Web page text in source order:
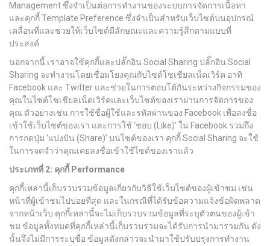
Management ซึ่งจำเป็นต่อการทำงานของระบบการจัดการเนื้อหา
และคุกกี้ Template Preference ซึ่งจำเป็นสำหรับเว็บไซต์บนอุปกรณ์
เคลื่อนที่และช่วยให้เว็บไซต์มีลักษณะและความรู้สึกตามแบบที่
ประสงค์
นอกจากนี้ เราอาจใช้คุกกี้และปลั๊กอิน Social Sharing ปลั๊กอิน Social
Sharing จะทำงานโดยเชื่อมโยงคุณกับไซต์โซเชียลเน็ตเวิร์ค อาทิ
Facebook และ Twitter และช่วยในการตอบโต้กันระหว่างกิจกรรมของ
คุณในไซต์โซเชียลเน็ตเวิร์คและเว็บไซต์ของเราผ่านการจัดการของ
คุณ ตัวอย่างเช่น การใช้ชื่อผู้ใช้และรหัสผ่านของ Facebook เพื่อลงชื่อ
เข้าใช้เว็บไซต์ของเรา และการใช้ ‘ชอบ (Like)’ ใน Facebook รวมถึง
การกดปุ่ม ‘แบ่งปัน (Share)’ บนไซต์ของเรา คุกกี้ Social Sharing จะใช้
ในการจดจำว่าคุณเคยลงชื่อเข้าใช้ไซต์ของเราแล้ว
ประเภทที่ 2: คุกกี้ Performance
คุกกี้เหล่านี้เก็บรวบรวมข้อมูลเกี่ยวกับวิธีใช้เว็บไซต์ของผู้เข้าชม เช่น
หน้าที่ผู้เข้าชมไปบ่อยที่สุด และในกรณีที่ได้รับข้อความแจ้งข้อผิดพลาด
จากหน้าเว็บ คุกกี้เหล่านี้จะไม่เก็บรวบรวมข้อมูลที่ระบุตัวตนของผู้เข้า
ชม ข้อมูลทั้งหมดที่คุกกี้เหล่านี้เก็บรวบรวมจะได้รับการนำมารวมกัน ดัง
นั้นจึงไม่มีการระบุชื่อ ข้อมูลดังกล่าวจะนำมาใช้ปรับปรุงการทำงาน